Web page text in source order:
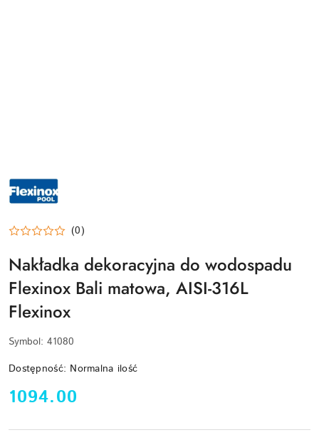
MARKI
FLEXINOX
–
LUKSUSOWYCH
AKCESORIÓW
STALI
NIERDZEWNEJ
DOSTĘPNY
W
(0)
Nakładka dekoracyjna do wodospadu
Flexinox Bali matowa, AISI-316L
Flexinox
Symbol: 41080
Dostępność: Normalna ilość
cena:
1094.00